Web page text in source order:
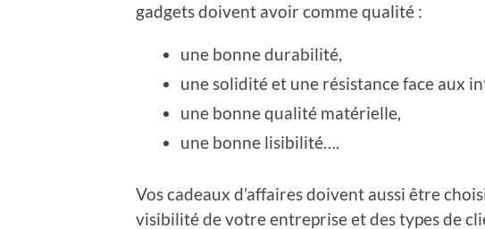
gadgets doivent avoir comme qualité :
une bonne durabilité,
une solidité et une résistance face aux
une bonne qualité matérielle,
une bonne lisibilité….
Vos cadeaux d’affaires doivent aussi être
visibilité de votre entreprise et des types de